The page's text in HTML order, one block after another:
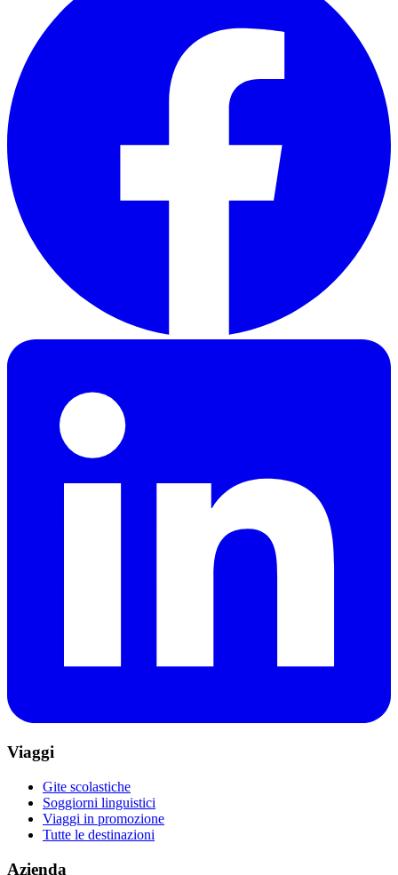
Viaggi
Gite scolastiche
Soggiorni linguistici
Viaggi in promozione
Tutte le destinazioni
Azienda